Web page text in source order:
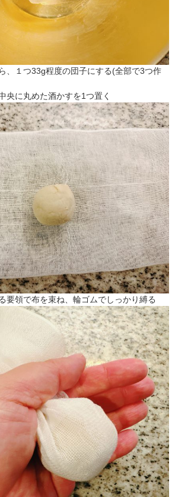
、１つ33g程度の団子にする(全部で3つ作
央に丸めた酒かすを1つ置く
要領で布を束ね、輪ゴムでしっかり縛る